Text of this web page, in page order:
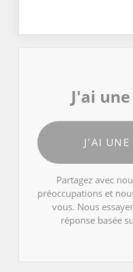
J'ai
J'AI UNE
Partagez avec
préoccupations et
vous. Nous
réponse basée